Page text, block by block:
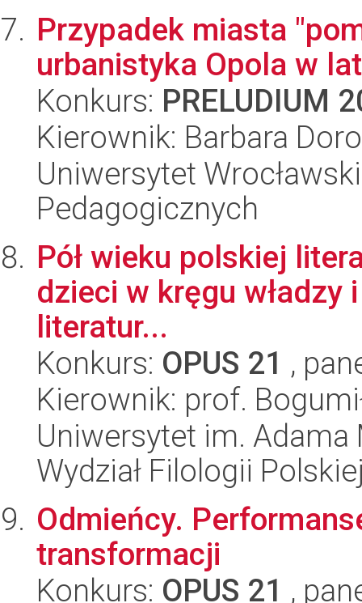
Przypadek miasta
urbanistyka Opola w
Konkurs: PRELUDIUM
Kierownik: Barbara
Uniwersytet
Pedagogicznych
Pół wieku polskiej
dzieci w kręgu
literatur...
Konkurs: OPUS 21 ,
Kierownik: prof.
Uniwersytet im.
Wydział Filologii
Odmieńcy.
transformacji
Konkurs: OPUS 21 ,